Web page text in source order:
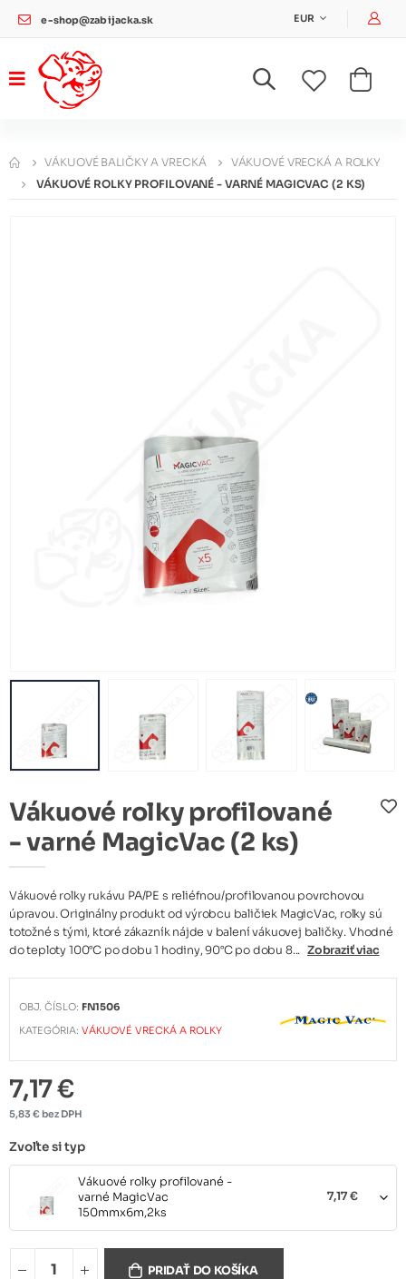
e-shop@zabijacka.sk EUR
VÁKUOVÉ BALIČKY A VRECKÁ
VÁKUOVÉ VRECKÁ A ROLKY
VÁKUOVÉ ROLKY PROFILOVANÉ - VARNÉ MAGICVAC (2 KS)
Vákuové rolky profilované
- varné MagicVac (2 ks)
Vákuové rolky rukávu PA/PE s reliéfnou/profilovanou povrchovou
úpravou. Originálny produkt od výrobcu baličiek MagicVac, rolky sú
totožné s tými, ktoré zákazník nájde v balení vákuovej baličky. Vhodné
do teploty 100°C po dobu 1 hodiny, 90°C po dobu 8... Zobraziť viac
OBJ. ČÍSLO: FN1506
KATEGÓRIA:VÁKUOVÉ VRECKÁ A ROLKY
7,17 €
5,83 € bez DPH
Zvoľte si typ
Vákuové rolky profilované -
varné MagicVac
150mmx6m,2ks
7,17 €
Vákuové rolky profilované -
varné MagicVacPRIDAŤ DO KOŠÍKA